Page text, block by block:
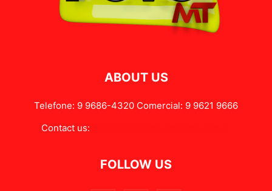
ABOUT US
Telefone: 9 9686-4320 Comercial: 9 9621 9666
Contact us:
FOLLOW US